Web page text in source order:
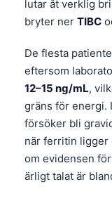
lutar åt verklig
bryter ner TIBC
De flesta
eftersom
12–15 ng/mL,
gräns för energi.
försöker bli
när ferritin ligger
om evidensen
ärligt talat är